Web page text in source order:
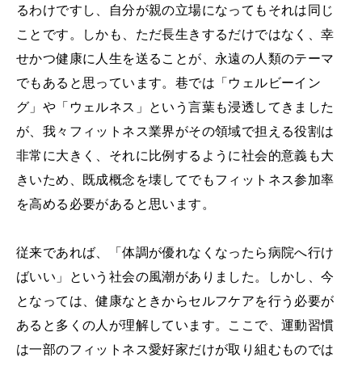
るわけですし、自分が親の立場になってもそれは同じ
ことです。しかも、ただ長生きするだけではなく、幸
せかつ健康に人生を送ることが、永遠の人類のテーマ
でもあると思っています。巷では「ウェルビーイン
グ」や「ウェルネス」という言葉も浸透してきました
が、我々フィットネス業界がその領域で担える役割は
非常に大きく、それに比例するように社会的意義も大
きいため、既成概念を壊してでもフィットネス参加率
を高める必要があると思います。
従来であれば、「体調が優れなくなったら病院へ行け
ばいい」という社会の風潮がありました。しかし、今
となっては、健康なときからセルフケアを行う必要が
あると多くの人が理解しています。ここで、運動習慣
は一部のフィットネス愛好家だけが取り組むものでは